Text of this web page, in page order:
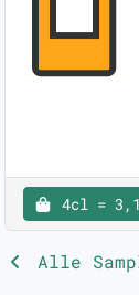
4cl =
Alle